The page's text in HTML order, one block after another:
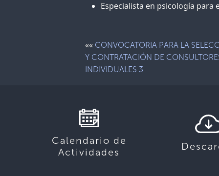
Especialista en psicología
«« CONVOCATORIA PARA LA
Y CONTRATACIÓN DE
INDIVIDUALES 3
Calendario de
Actividades